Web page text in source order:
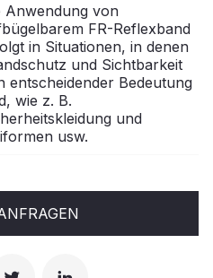
Anwendung von
FR-Reflexband
in Situationen, in denen
und Sichtbarkeit
entscheidender Bedeutung
wie z. B.
und
usw.